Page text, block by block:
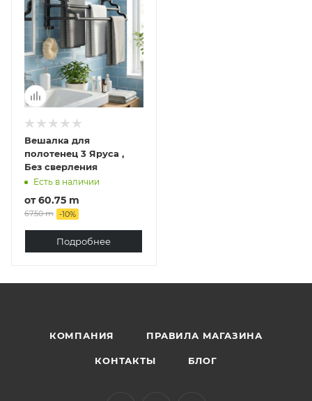
Вешалка для
полотенец 3 Яруса ,
Без сверления
Есть в наличии
от60.75 m
67.50 m -10%
Подробнее
КОМПАНИЯ ПРАВИЛА МАГАЗИНА
КОНТАКТЫ БЛОГ